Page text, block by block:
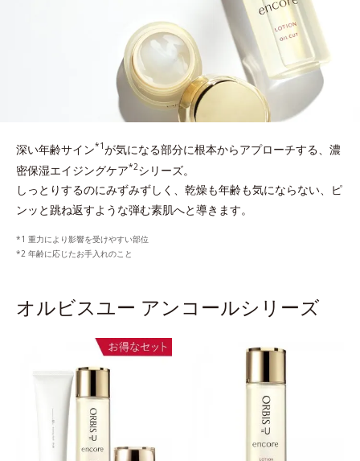
深い年齢サイン*1が気になる部分に根本からアプローチする、濃
密保湿エイジングケア*2シリーズ。
しっとりするのにみずみずしく、乾燥も年齢も気にならない、ピ
ンッと跳ね返すような弾む素肌へと導きます。
*1 重力により影響を受けやすい部位
*2 年齢に応じたお手入れのこと
オルビスユー アンコールシリーズ